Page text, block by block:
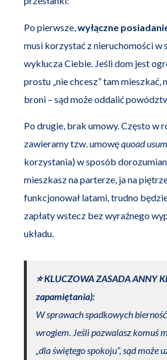
Po pierwsze, wyłączne
musi korzystać z nieruchomości w
wyklucza Ciebie. Jeśli dom jest
prostu „nie chcesz” tam mieszkać,
broni – sąd może oddalić
Po drugie, brak umowy. Często w
zawieramy tzw. umowęquoad usum
korzystania) w sposób
mieszkasz na parterze, ja na
funkcjonował latami, trudno
zapłaty wstecz bez wyraźnego
układu.
⭐️ KLUCZOWA ZASADA ANNY
zapamiętania):
W sprawach spadkowych
wrogiem. Jeśli pozwalasz komuś
„dla świętego spokoju”, sąd może